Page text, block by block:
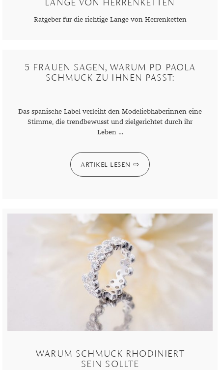
Ratgeber für die richtige Länge von Herrenketten
5 FRAUEN SAGEN, WARUM PD PAOLA
SCHMUCK ZU IHNEN PASST:
Das spanische Label verleiht den Modeliebhaberinnen eine
Stimme, die trendbewusst und zielgerichtet durch ihr
Leben …
ARTIKEL LESEN
WARUM SCHMUCK RHODINIERT
SEIN SOLLTE